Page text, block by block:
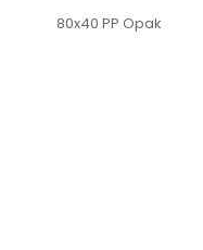
80x40 PP Opak